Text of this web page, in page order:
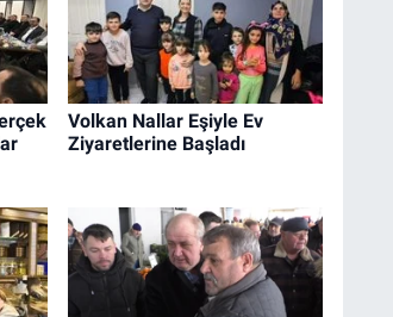
Volkan Nallar Eşiyle Ev
Ziyaretlerine Başladı